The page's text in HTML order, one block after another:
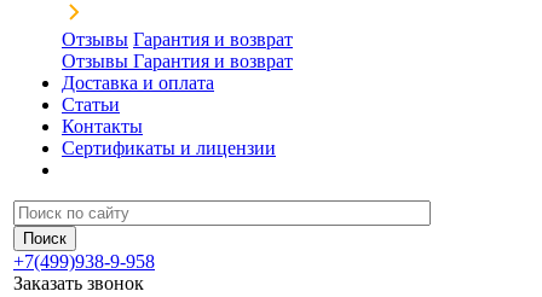
Отзывы Гарантия и возврат
Отзывы Гарантия и возврат
Доставка и оплата
Статьи
Контакты
Сертификаты и лицензии
+7(499)938-9-958
Заказать звонок